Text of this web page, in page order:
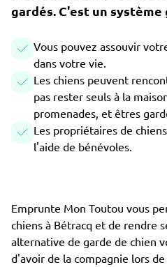
gardés. C'est un
Vous pouvez assouvir
dans votre vie.
Les chiens peuvent
pas rester seuls à la
promenades, et êtres
Les propriétaires de
l'aide de bénévoles.
Emprunte Mon Toutou vous
chiens à Bétracq et de rendre
alternative de garde de chien
d'avoir de la compagnie lors